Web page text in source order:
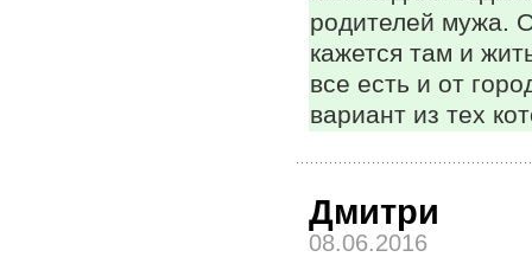
родителей мужа.
кажется там и
все есть и от
вариант из тех
Дмитри
08.06.2016